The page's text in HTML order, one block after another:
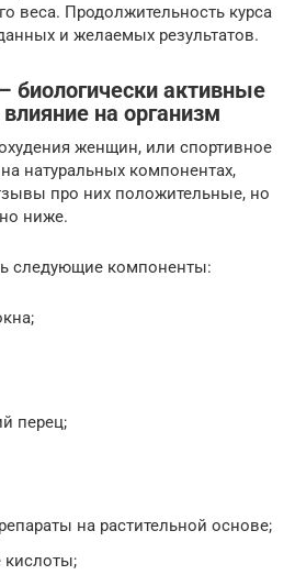
веса. Продолжительность курса
и желаемых результатов.
биологически активные
на организм
женщин, или спортивное
натуральных компонентах,
про них положительные, но
ниже.
следующие компоненты:
перец;
на растительной основе;
кислоты;